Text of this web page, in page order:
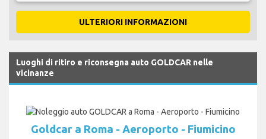
ULTERIORI INFORMAZIONI
Luoghi di ritiro e riconsegna auto GOLDCAR nelle
vicinanze
Goldcar a Roma - Aeroporto - Fiumicino